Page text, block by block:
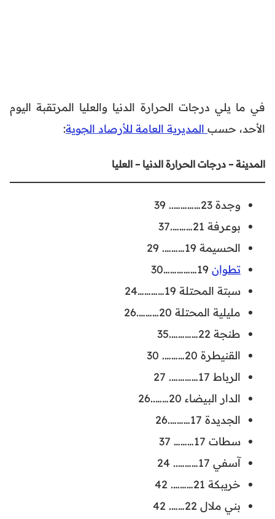
في ما يلي درجات الحرارة الدنيا والعليا المرتقبة اليوم
الأحد، حسب المديرية العامة للأرصاد الجوية:
المدينة – درجات الحرارة الدنيا – العليا
وجدة 23………….. 39
بوعرفة 21……….37
الحسيمة 19………. 29
تطوان
سبتة المحتلة 19…………24
مليلية المحتلة 20……….26
طنجة 22………….35
القنيطرة 20………. 30
الرباط 17…………. 27
الدار البيضاء 20……..26
الجديدة 17……….26
سطات 17……… 37
آسفي 17……….. 24
خريبكة 21………. 42
بني ملال 22……. 42